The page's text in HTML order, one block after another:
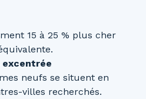
15 à 25 % plus cher
neufs se situent en
villes recherchés.